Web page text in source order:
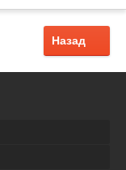
Назад